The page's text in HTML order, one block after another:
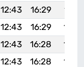
12:43 16:29
19:37
12:43 16:29
12:43 16:28
12:43 16:28